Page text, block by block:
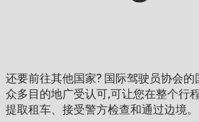
还要前往其他国家? 国际驾驶员协会
众多目的地广受认可,可让您在整个行
提取租车、接受警方检查和通过边境。